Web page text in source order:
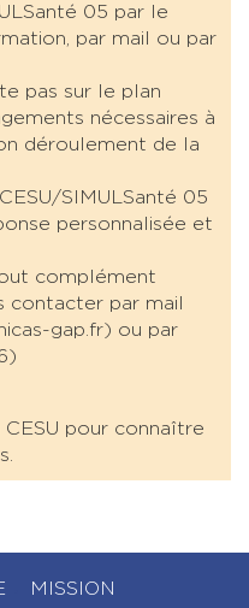
05 par le
par mail ou par
pas sur le plan
nécessaires à
déroulement de la
SIMULSanté 05
personnalisée et
complément
contacter par mail
gap.fr) ou par
pour connaître
MISSION